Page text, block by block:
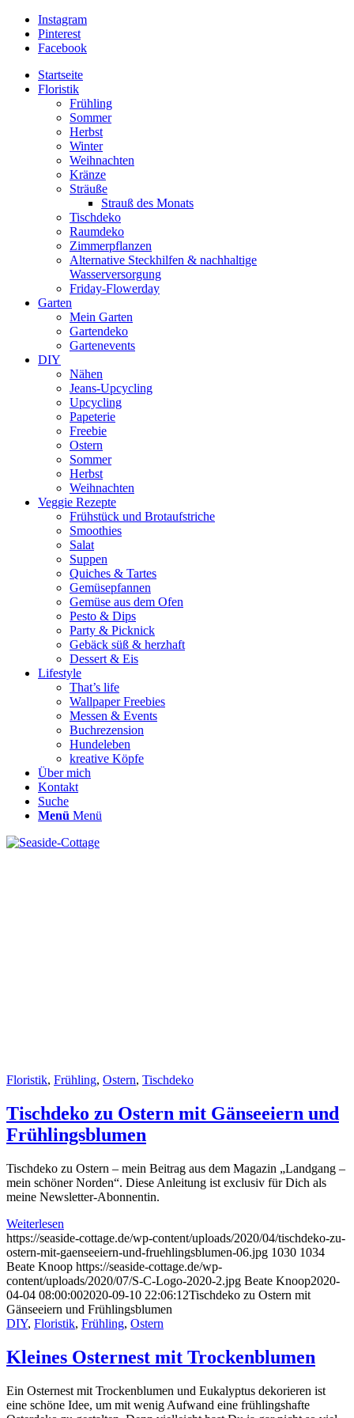
Instagram
Pinterest
Facebook
Startseite
Floristik
Frühling
Sommer
Herbst
Winter
Weihnachten
Kränze
Sträuße
Strauß des Monats
Tischdeko
Raumdeko
Zimmerpflanzen
Alternative Steckhilfen & nachhaltige
Wasserversorgung
Friday-Flowerday
Garten
Mein Garten
Gartendeko
Gartenevents
DIY
Nähen
Jeans-Upcycling
Upcycling
Papeterie
Freebie
Ostern
Sommer
Herbst
Weihnachten
Veggie Rezepte
Frühstück und Brotaufstriche
Smoothies
Salat
Suppen
Quiches & Tartes
Gemüsepfannen
Gemüse aus dem Ofen
Pesto & Dips
Party & Picknick
Gebäck süß & herzhaft
Dessert & Eis
Lifestyle
That’s life
Wallpaper Freebies
Messen & Events
Buchrezension
Hundeleben
kreative Köpfe
Über mich
Kontakt
Suche
Menü Menü
Floristik, Frühling, Ostern, Tischdeko
Tischdeko zu Ostern mit Gänseeiern und
Frühlingsblumen
Tischdeko zu Ostern – mein Beitrag aus dem Magazin „Landgang –
mein schöner Norden“. Diese Anleitung ist exclusiv für Dich als
meine Newsletter-Abonnentin.
Weiterlesen
https://seaside-cottage.de/wp-content/uploads/2020/04/tischdeko-zu-
ostern-mit-gaenseeiern-und-fruehlingsblumen-06.jpg 1030 1034
Beate Knoop https://seaside-cottage.de/wp-
content/uploads/2020/07/S-C-Logo-2020-2.jpg Beate Knoop2020-
04-04 08:00:002020-09-10 22:06:12Tischdeko zu Ostern mit
Gänseeiern und Frühlingsblumen
DIY, Floristik, Frühling, Ostern
Kleines Osternest mit Trockenblumen
Ein Osternest mit Trockenblumen und Eukalyptus dekorieren ist
eine schöne Idee, um mit wenig Aufwand eine frühlingshafte